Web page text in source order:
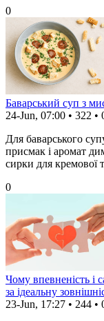
0
Баварський суп з
24-Jun, 07:00 • 322 •
Для баварського
присмак і аромат
сирки для кремової
0
Чому впевненість і
за ідеальну
23-Jun, 17:27 • 244 •